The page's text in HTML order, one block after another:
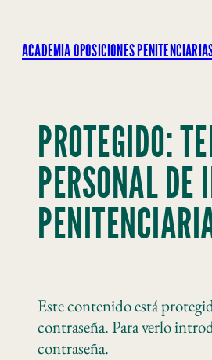
ACADEMIA OPOSICIONES
PROTEGIDO:
PERSONAL DE
Este contenido está
contraseña. Para verlo
contraseña.